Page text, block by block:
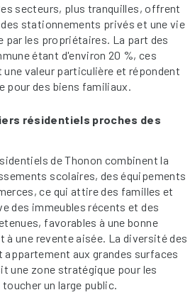
secteurs, plus tranquilles, offrent
stationnements privés et une vie
par les propriétaires. La part des
étant d'environ 20 %, ces
valeur particulière et répondent
pour des biens familiaux.
résidentiels proches des
de Thonon combinent la
scolaires, des équipements
ce qui attire des familles et
des immeubles récents et des
favorables à une bonne
une revente aisée. La diversité des
aux grandes surfaces
une zone stratégique pour les
un large public.